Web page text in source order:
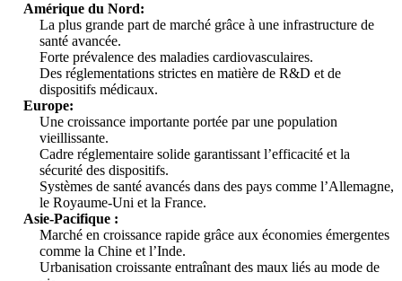
Amérique du Nord:
La plus grande part de marché grâce à une infrastructure de
santé avancée.
Forte prévalence des maladies cardiovasculaires.
Des réglementations strictes en matière de R&D et de
dispositifs médicaux.
Europe:
Une croissance importante portée par une population
vieillissante.
Cadre réglementaire solide garantissant l’efficacité et la
sécurité des dispositifs.
Systèmes de santé avancés dans des pays comme l’Allemagne,
le Royaume-Uni et la France.
Asie-Pacifique :
Marché en croissance rapide grâce aux économies émergentes
comme la Chine et l’Inde.
Urbanisation croissante entraînant des maux liés au mode de